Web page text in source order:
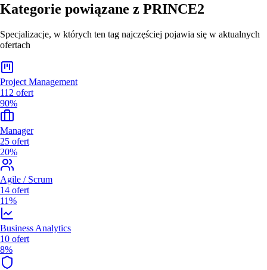
Kategorie powiązane z PRINCE2
Specjalizacje, w których ten tag najczęściej pojawia się w aktualnych
ofertach
Project Management
112 ofert
90%
Manager
25 ofert
20%
Agile / Scrum
14 ofert
11%
Business Analytics
10 ofert
8%